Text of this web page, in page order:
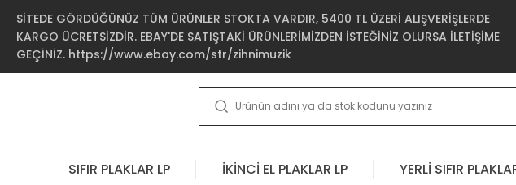
SİTEDE GÖRDÜĞÜNÜZ TÜM ÜRÜNLER STOKTA VARDIR, 5400 TL ÜZERİ ALIŞVERİŞLERDE
KARGO ÜCRETSİZDİR. EBAY'DE SATIŞTAKİ ÜRÜNLERİMİZDEN İSTEĞİNİZ OLURSA İLETİŞİME
GEÇİNİZ. https://www.ebay.com/str/zihnimuzik
SIFIR PLAKLAR LP İKİNCİ EL PLAKLAR LP YERLİ SIFIR